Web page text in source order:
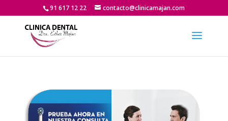
91 617 12 22 contacto@clinicamajan.com